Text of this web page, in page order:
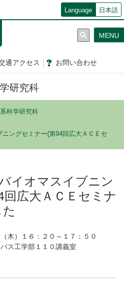
Language 日本語
通アクセス お問い合わせ
MENU
研究科
科学研究科
ングセミナー(第94回広大ＡＣＥセ
イオマスイブニン
広大ＡＣＥセミナ
木）１６：２０～１７：５０
ス工学部１１０講義室